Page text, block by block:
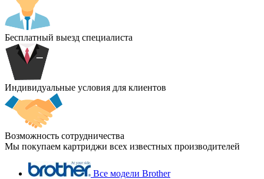
Бесплатный выезд специалиста
Индивидуальные условия для клиентов
Возможность сотрудничества
Мы покупаем картриджи всех известных производителей
Все модели Brother